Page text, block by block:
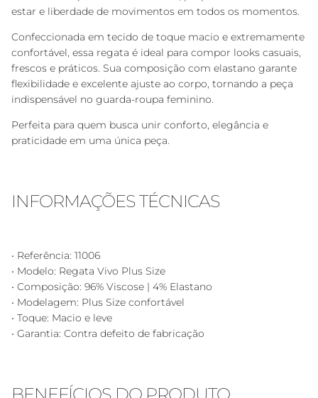
estar e liberdade de movimentos em todos os momentos.
Confeccionada em tecido de toque macio e extremamente
confortável, essa regata é ideal para compor looks casuais,
frescos e práticos. Sua composição com elastano garante
flexibilidade e excelente ajuste ao corpo, tornando a peça
indispensável no guarda-roupa feminino.
Perfeita para quem busca unir conforto, elegância e
praticidade em uma única peça.
INFORMAÇÕES TÉCNICAS
• Referência: 11006
• Modelo: Regata Vivo Plus Size
• Composição: 96% Viscose | 4% Elastano
• Modelagem: Plus Size confortável
• Toque: Macio e leve
• Garantia: Contra defeito de fabricação